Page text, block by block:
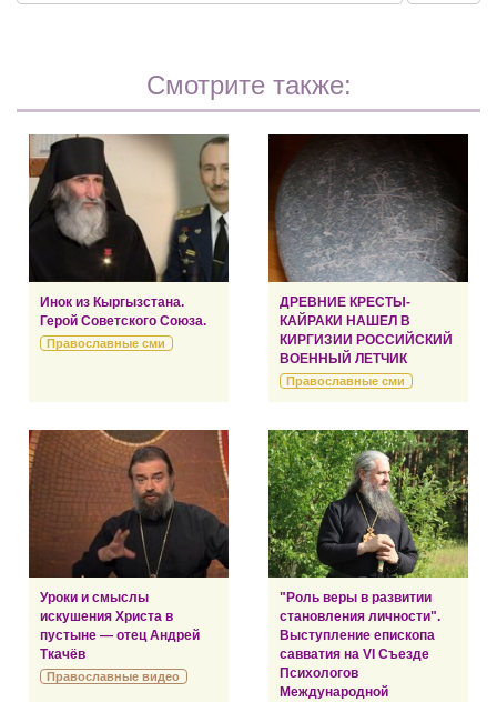
Смотрите также:
Инок из Кыргызстана.
Герой Советского Союза.
Православные сми
ДРЕВНИЕ КРЕСТЫ-
КАЙРАКИ НАШЕЛ В
КИРГИЗИИ РОССИЙСКИЙ
ВОЕННЫЙ ЛЕТЧИК
Православные сми
Уроки и смыслы
искушения Христа в
пустыне — отец Андрей
Ткачёв
Православные видео
"Роль веры в развитии
становления личности".
Выступление епископа
савватия на VI Съезде
Психологов
Международной